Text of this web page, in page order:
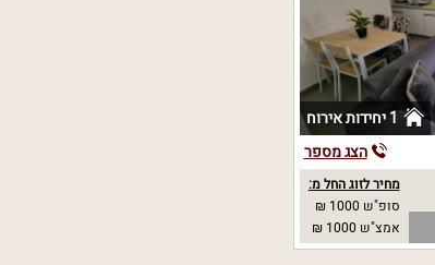
1 יחידות אירוח
הצג מספר
מחיר לזוג החל מ:
סופ"ש 1000 ₪
אמצ"ש 1000 ₪